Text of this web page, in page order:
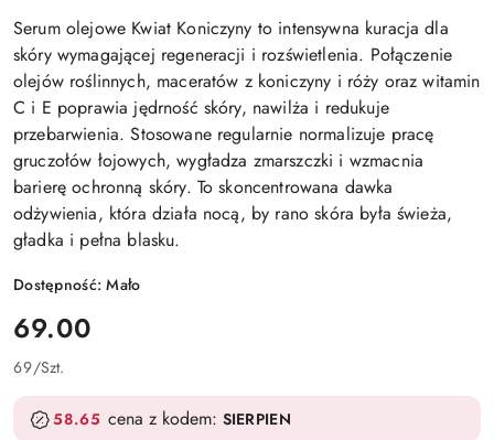
Serum olejowe Kwiat Koniczyny to intensywna kuracja dla
skóry wymagającej regeneracji i rozświetlenia. Połączenie
olejów roślinnych, maceratów z koniczyny i róży oraz witamin
C i E poprawia jędrność skóry, nawilża i redukuje
przebarwienia. Stosowane regularnie normalizuje pracę
gruczołów łojowych, wygładza zmarszczki i wzmacnia
barierę ochronną skóry. To skoncentrowana dawka
odżywienia, która działa nocą, by rano skóra była świeża,
gładka i pełna blasku.
Dostępność:Mało
cena:
69.00
69/Szt.
58.65 cena z kodem: SIERPIEN